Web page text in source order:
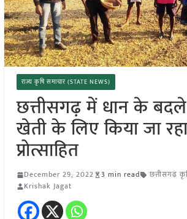
राज्य कृषि समाचार (STATE NEWS)
छत्तीसगढ़ में धान के बदले
खेती के लिए किया जा
प्रोत्साहित
December 29, 2022 3 min read
छत्तीसगढ़
Krishak Jagat